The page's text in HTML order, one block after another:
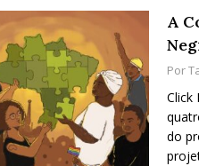
A
Por
Click
do